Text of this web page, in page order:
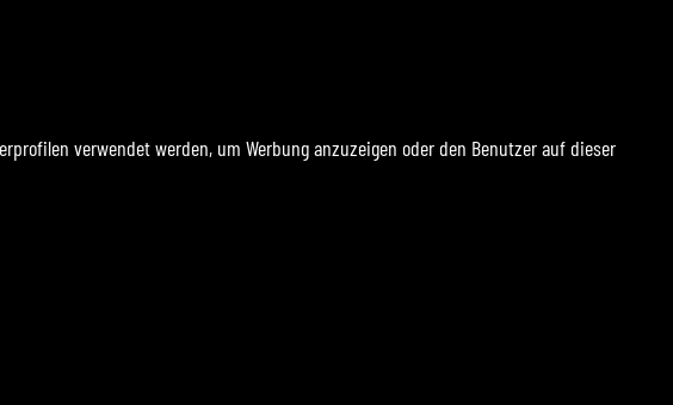
verwendet werden, um Werbung anzuzeigen oder den Benutzer auf dieser